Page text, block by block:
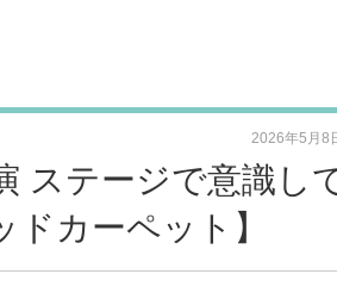
ステージで意識し
カーペット】
2026年5月8